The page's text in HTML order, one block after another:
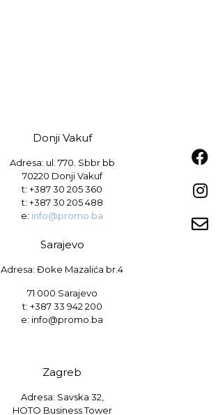
Donji Vakuf
Adresa: ul. 770. Sbbr bb
70220 Donji Vakuf
t: +387 30 205 360
t: +387 30 205 488
e: info@promo.ba
Sarajevo
Adresa: Đoke Mazalića br.4
71 000 Sarajevo
t: +387 33 942 200
e: info@promo.ba
Zagreb
Adresa: Savska 32,
HOTO Business Tower